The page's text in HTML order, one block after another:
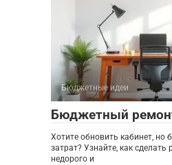
Бюджетные идеи
Бюджетный
Хотите обновить кабинет, но
затрат? Узнайте, как сделать
недорого и